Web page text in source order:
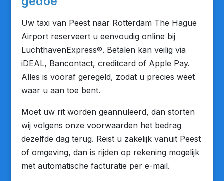
Uw taxi van Peest naar Rotterdam The Hague
Airport reserveert u eenvoudig online bij
LuchthavenExpress®. Betalen kan veilig via
iDEAL, Bancontact, creditcard of Apple Pay.
Alles is vooraf geregeld, zodat u precies weet
waar u aan toe bent.
Moet uw rit worden geannuleerd, dan storten
wij volgens onze voorwaarden het bedrag
dezelfde dag terug. Reist u zakelijk vanuit Peest
of omgeving, dan is rijden op rekening mogelijk
met automatische facturatie per e-mail.